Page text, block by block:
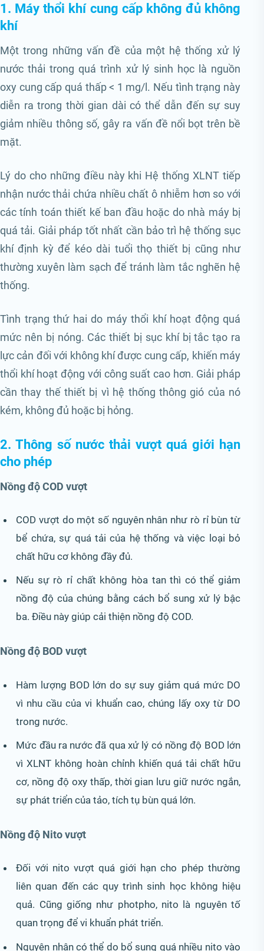
1. Máy thổi khí cung cấp không đủ không
khí
Một trong những vấn đề của một hệ thống xử lý
nước thải trong quá trình xử lý sinh học là nguồn
oxy cung cấp quá thấp < 1 mg/l. Nếu tình trạng này
diễn ra trong thời gian dài có thể dẫn đến sự suy
giảm nhiều thông số, gây ra vấn đề nổi bọt trên bề
mặt.
Lý do cho những điều này khi Hệ thống XLNT tiếp
nhận nước thải chứa nhiều chất ô nhiễm hơn so với
các tính toán thiết kế ban đầu hoặc do nhà máy bị
quá tải. Giải pháp tốt nhất cần bảo trì hệ thống sục
khí định kỳ để kéo dài tuổi thọ thiết bị cũng như
thường xuyên làm sạch để tránh làm tắc nghẽn hệ
thống.
Tình trạng thứ hai do máy thổi khí hoạt động quá
mức nên bị nóng. Các thiết bị sục khí bị tắc tạo ra
lực cản đối với không khí được cung cấp, khiến máy
thổi khí hoạt động với công suất cao hơn. Giải pháp
cần thay thế thiết bị vì hệ thống thông gió của nó
kém, không đủ hoặc bị hỏng.
2. Thông số nước thải vượt quá giới hạn
cho phép
Nồng độ COD vượt
COD vượt do một số nguyên nhân như rò rỉ bùn từ
bể chứa, sự quá tải của hệ thống và việc loại bỏ
chất hữu cơ không đầy đủ.
Nếu sự rò rỉ chất không hòa tan thì có thể giảm
nồng độ của chúng bằng cách bổ sung xử lý bậc
ba. Điều này giúp cải thiện nồng độ COD.
Nồng độ BOD vượt
Hàm lượng BOD lớn do sự suy giảm quá mức DO
vì nhu cầu của vi khuẩn cao, chúng lấy oxy từ DO
trong nước.
Mức đầu ra nước đã qua xử lý có nồng độ BOD lớn
vì XLNT không hoàn chỉnh khiến quá tải chất hữu
cơ, nồng độ oxy thấp, thời gian lưu giữ nước ngắn,
sự phát triển của tảo, tích tụ bùn quá lớn.
Nồng độ Nito vượt
Đối với nito vượt quá giới hạn cho phép thường
liên quan đến các quy trình sinh học không hiệu
quả. Cũng giống như photpho, nito là nguyên tố
quan trọng để vi khuẩn phát triển.
Nguyên nhân có thể do bổ sung quá nhiều nito vào